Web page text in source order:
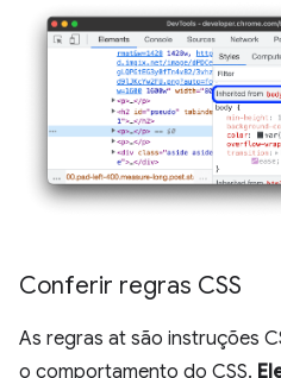
Conferir regras CSS
As regras at são instruções
o comportamento do CSS.